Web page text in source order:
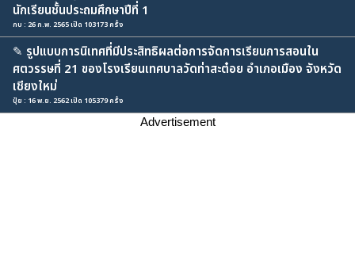
นักเรียนชั้นประถมศึกษาปีที่ 1
กบ : 26 ก.พ. 2565 เปิด 103173 ครั้ง
✎ รูปแบบการนิเทศที่มีประสิทธิผลต่อการจัดการเรียนการสอนใน
ศตวรรษที่ 21 ของโรงเรียนเทศบาลวัดท่าสะต๋อย อำเภอเมือง จังหวัด
เชียงใหม่
ปุ๋ย : 16 พ.ย. 2562 เปิด 105379 ครั้ง
Advertisement